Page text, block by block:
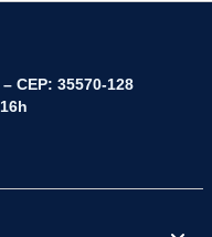
CEP: 35570-128